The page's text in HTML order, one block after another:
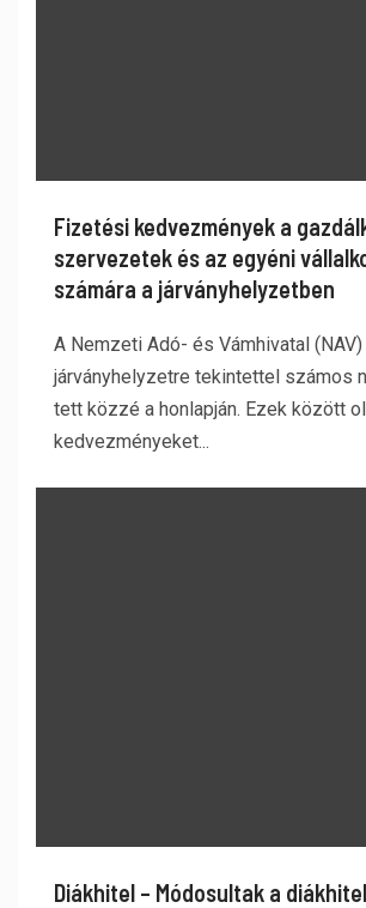
Fizetési kedvezmények a
szervezetek és az egyéni
számára a járványhelyzetben
A Nemzeti Adó- és Vámhivatal (NAV)
járványhelyzetre tekintettel számos
tett közzé a honlapján. Ezek között
kedvezményeket...
Diákhitel – Módosultak a